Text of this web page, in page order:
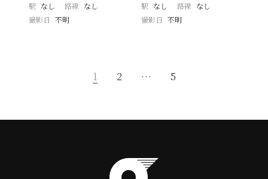
駅 なし 路線 なし
撮影日
不明
駅 なし 路線 なし
撮影日 不明
1 2 … 5